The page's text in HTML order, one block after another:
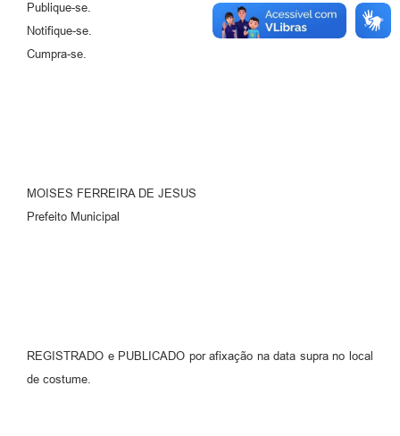
Publique-se.
Notifique-se.
Cumpra-se.
MOISES FERREIRA DE JESUS
Prefeito Municipal
REGISTRADO e PUBLICADO por afixação na data supra no local
de costume.